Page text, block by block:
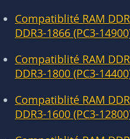
Compatiblité RAM
DDR3-1866 (PC3-
Compatiblité RAM
DDR3-1800 (PC3-
Compatiblité RAM
DDR3-1600 (PC3-